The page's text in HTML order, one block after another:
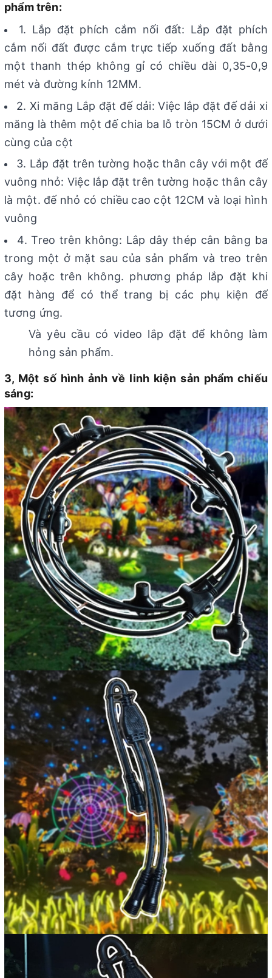
phẩm trên:
1. Lắp đặt phích cắm nối đất: Lắp đặt phích
cắm nối đất được cắm trực tiếp xuống đất bằng
một thanh thép không gỉ có chiều dài 0,35-0,9
mét và đường kính 12MM.
2. Xi măng Lắp đặt đế dải: Việc lắp đặt đế dải xi
măng là thêm một đế chia ba lỗ tròn 15CM ở dưới
cùng của cột
3. Lắp đặt trên tường hoặc thân cây với một đế
vuông nhỏ: Việc lắp đặt trên tường hoặc thân cây
là một. đế nhỏ có chiều cao cột 12CM và loại hình
vuông
4. Treo trên không: Lắp dây thép cân bằng ba
trong một ở mặt sau của sản phẩm và treo trên
cây hoặc trên không. phương pháp lắp đặt khi
đặt hàng để có thể trang bị các phụ kiện đế
tương ứng.
Và yêu cầu có video lắp đặt để không làm
hỏng sản phẩm.
3, Một số hình ảnh về linh kiện sản phẩm chiếu
sáng: